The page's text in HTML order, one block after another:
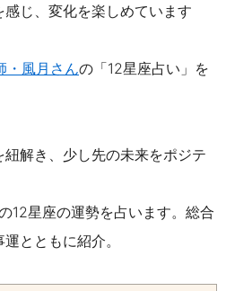
じ、変化を楽しめています
・風月さんの「12星座占い」を
解き、少し先の未来をポジテ
星座の運勢を占います。 総合
とともに紹介。